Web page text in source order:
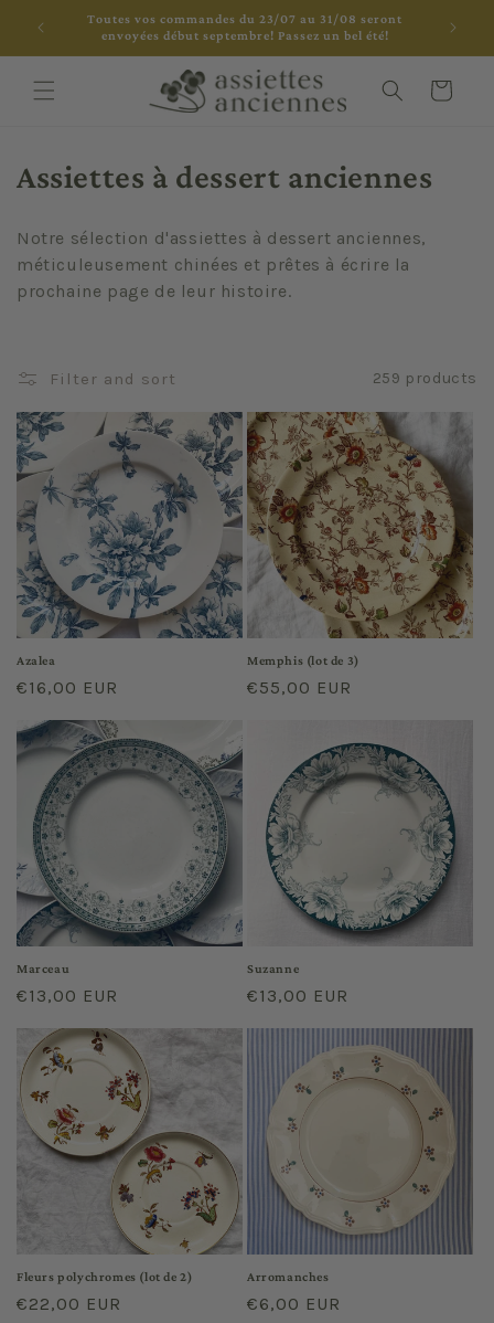
Skip to
content
Toutes vos commandes du 23/07 au 31/08 seront
envoyées début septembre! Passez un bel été!
Cart
C
l
l
c
t
i
o
n
:
Assiettes à dessert anciennes
Notre sélection d'assiettes à dessert anciennes,
méticuleusement chinées et prêtes à écrire la
prochaine page de leur histoire.
Filter and sort 259 products
Azalea
Regular
€16,00 EUR
Memphis (lot de 3)
Regular
€55,00 EUR
Marceau
Regular
€13,00 EUR
Suzanne
Regular
€13,00 EUR
Fleurs polychromes (lot de 2)
Regular
€22,00 EUR
Arromanches
Regular
€6,00 EUR